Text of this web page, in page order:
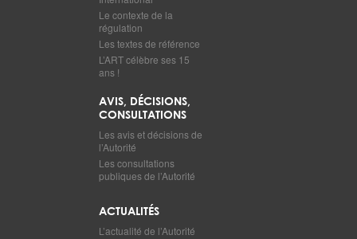
Le contexte de la
régulation
Les textes de référence
L’ART célèbre ses 15
ans !
AVIS, DÉCISIONS,
CONSULTATIONS
Les avis et décisions de
l’Autorité
Les consultations
publiques de l’Autorité
ACTUALITÉS
L’actualité de l’Autorité